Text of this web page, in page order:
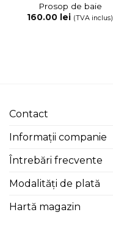
Prosop de baie
160.00
lei (TVA inclus)
Contact
Informații companie
Întrebări frecvente
Modalități de plată
Hartă magazin